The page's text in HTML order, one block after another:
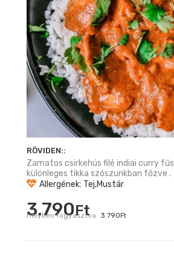
RÖVIDEN::
Zamatos csirkehús filé indiai curry
különleges tikka szószunkban főzve .
Allergének: Tej,Mustár
3.790Ft
Helyben fogyasztva 3.790Ft